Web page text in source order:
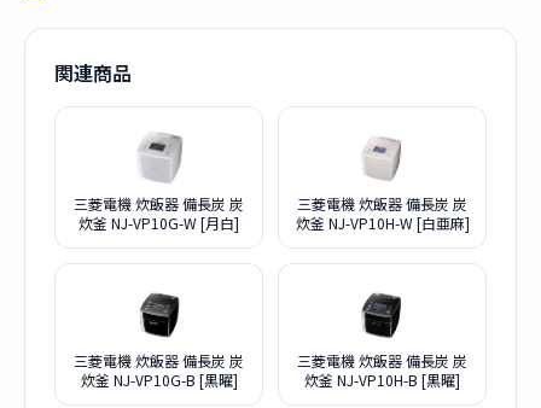
関連商品
三菱電機 炊飯器 備長炭 炭
炊釜 NJ-VP10G-W [月白]
三菱電機 炊飯器 備長炭 炭
炊釜 NJ-VP10H-W [白亜麻]
三菱電機 炊飯器 備長炭 炭
炊釜 NJ-VP10G-B [黒曜]
三菱電機 炊飯器 備長炭 炭
炊釜 NJ-VP10H-B [黒曜]